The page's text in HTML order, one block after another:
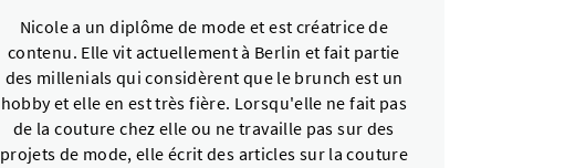
Nicole a un diplôme de mode et est créatrice de
contenu. Elle vit actuellement à Berlin et fait partie
des millenials qui considèrent que le brunch est un
hobby et elle en est très fière. Lorsqu'elle ne fait pas
de la couture chez elle ou ne travaille pas sur des
projets de mode, elle écrit des articles sur la couture